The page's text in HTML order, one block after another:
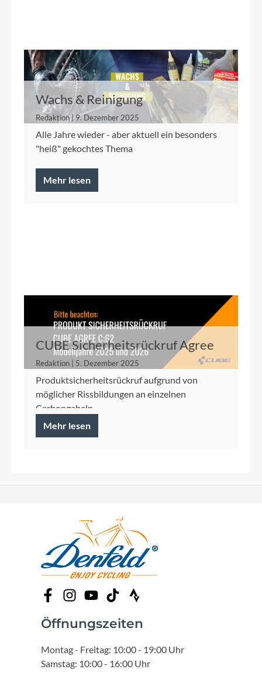
Wachs & Reinigung
Redaktion | 9. Dezember 2025
Alle Jahre wieder - aber aktuell ein besonders
"heiß" gekochtes Thema
Mehr lesen
CUBE Sicherheitsrückruf Agree
C:62 2025/2026
Redaktion | 5. Dezember 2025
Produktsicherheitsrückruf aufgrund von
möglicher Rissbildungen an einzelnen
Carbongabeln
Mehr lesen
Öffnungszeiten
Montag - Freitag: 10:00 - 19:00 Uhr
Samstag: 10:00 - 16:00 Uhr